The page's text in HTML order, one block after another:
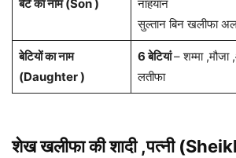
बेटे का नाम (Son )
नाहयान
सुल्तान बिन खलीफा
बेटियों का नाम
(Daughter )
6 बेटियां– शम्मा
लतीफा
शेख खलीफाकी शादी ,पत्नी